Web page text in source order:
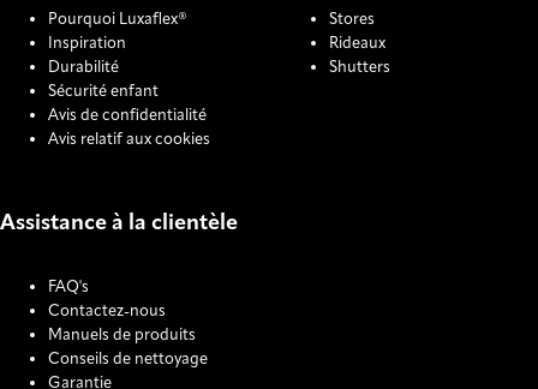
Pourquoi Luxaflex®
Inspiration
Durabilité
Sécurité enfant
Avis de confidentialité
Avis relatif aux cookies
Stores
Rideaux
Shutters
Assistance à la clientèle
FAQ's
Contactez-nous
Manuels de produits
Conseils de nettoyage
Garantie